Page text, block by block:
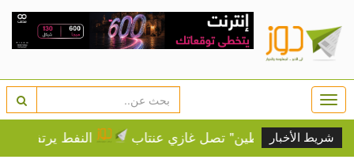
شريط الأخبار
فلسطين" تصل غازي عنتاب النفط يرتفع وسط